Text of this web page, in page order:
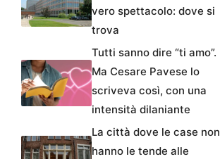
vero spettacolo: dove si
trova
Tutti sanno dire “ti amo”.
Ma Cesare Pavese lo
scriveva così, con una
intensità dilaniante
La città dove le case non
hanno le tende alle